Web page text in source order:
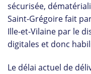
sécurisée,
Saint-Grégoire fait
Ille-et-Vilaine par le
digitales et donc
Le délai actuel de